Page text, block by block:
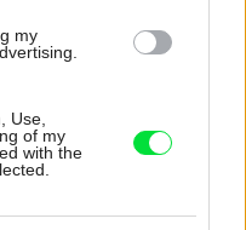
my
Use,
of my
with the
2026